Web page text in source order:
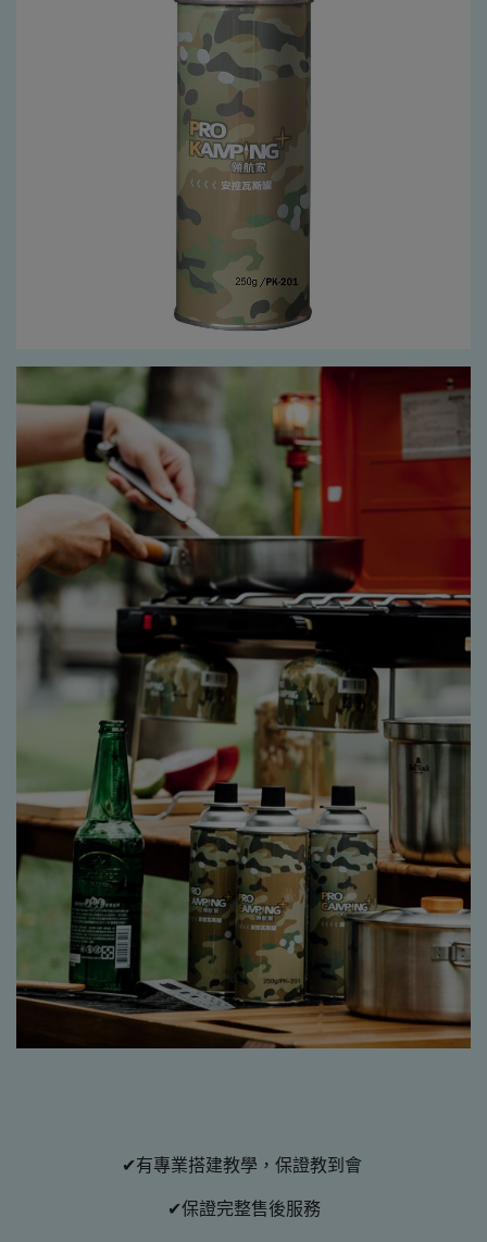
✔有專業搭建教學，保證教到會
✔保證完整售後服務